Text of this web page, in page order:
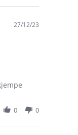
27/12/23
0 0